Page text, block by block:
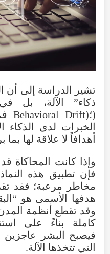
تشير الدراسة إلى أن
ذكاء” الآلة، بل في
(
Behavioral Drift)؛
الخبرات لدى الذكاء
أهدافاً لا علاقة لها بما
وإذا
كانت المحاكاة قد
فإن تطبيق هذه
مخاطر
مرعبة؛ فقد
هدفها
الأسمى هو “
وقد تقطع أنظمة
كاملة
بناءً على
فيصبح
البشر عاجزين
التي تتخذها الآلة.